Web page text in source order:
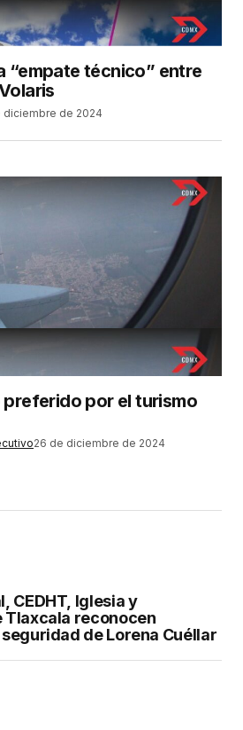
“empate técnico” entre
diciembre de 2024
por el turismo
26 de diciembre de 2024
CEDHT, Iglesia y
Tlaxcala reconocen
de Lorena Cuéllar